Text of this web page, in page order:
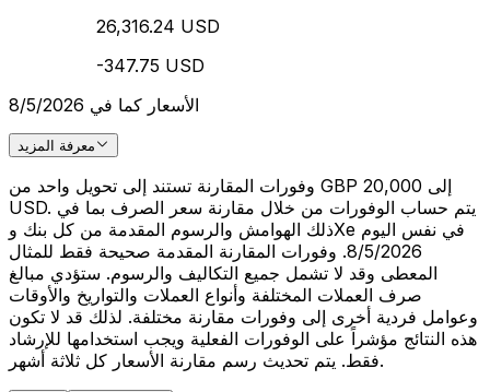
26,316.24 USD
-347.75 USD
الأسعار كما في 8/5/2026
معرفة المزيد
وفورات المقارنة تستند إلى تحويل واحد من GBP 20,000 إلى
USD. يتم حساب الوفورات من خلال مقارنة سعر الصرف بما في
ذلك الهوامش والرسوم المقدمة من كل بنك وXe في نفس اليوم
8/5/2026. وفورات المقارنة المقدمة صحيحة فقط للمثال
المعطى وقد لا تشمل جميع التكاليف والرسوم. ستؤدي مبالغ
صرف العملات المختلفة وأنواع العملات والتواريخ والأوقات
وعوامل فردية أخرى إلى وفورات مقارنة مختلفة. لذلك قد لا تكون
هذه النتائج مؤشراً على الوفورات الفعلية ويجب استخدامها للإرشاد
فقط. يتم تحديث رسم مقارنة الأسعار كل ثلاثة أشهر.